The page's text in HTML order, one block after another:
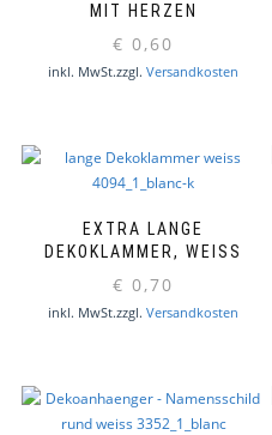
IT HERZEN
€ 0,60
inkl. MwSt.zzgl. Versandkosten
EXTRA LANGE
DEKOKLAMMER, WEISS
€ 0,70
inkl. MwSt.zzgl. Versandkosten